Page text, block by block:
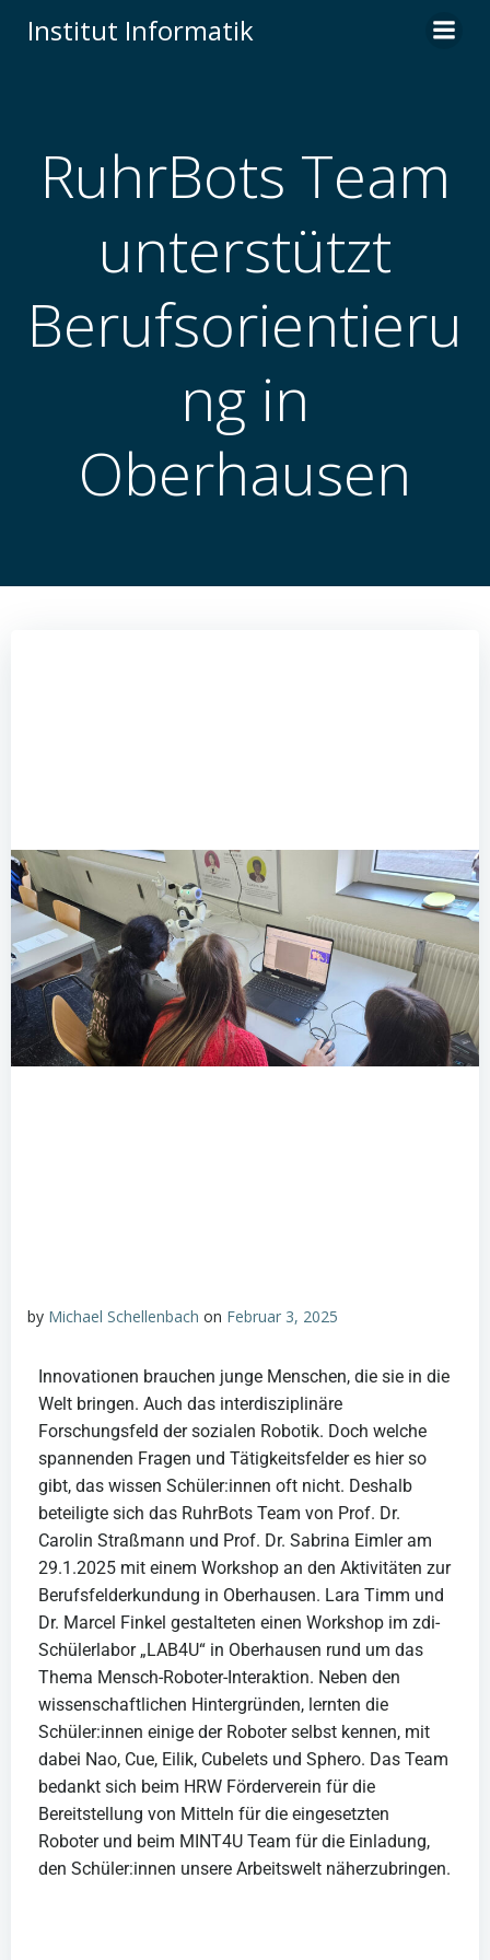
Institut Informatik
RuhrBots Team
unterstützt
Berufsorientieru
ng in
Oberhausen
by Michael Schellenbach on Februar 3, 2025
Innovationen brauchen junge Menschen, die sie in die
Welt bringen. Auch das interdisziplinäre
Forschungsfeld der sozialen Robotik. Doch welche
spannenden Fragen und Tätigkeitsfelder es hier so
gibt, das wissen Schüler:innen oft nicht. Deshalb
beteiligte sich das RuhrBots Team von Prof. Dr.
Carolin Straßmann und Prof. Dr. Sabrina Eimler am
29.1.2025 mit einem Workshop an den Aktivitäten zur
Berufsfelderkundung in Oberhausen. Lara Timm und
Dr. Marcel Finkel gestalteten einen Workshop im zdi-
Schülerlabor „LAB4U“ in Oberhausen rund um das
Thema Mensch-Roboter-Interaktion. Neben den
wissenschaftlichen Hintergründen, lernten die
Schüler:innen einige der Roboter selbst kennen, mit
dabei Nao, Cue, Eilik, Cubelets und Sphero. Das Team
bedankt sich beim HRW Förderverein für die
Bereitstellung von Mitteln für die eingesetzten
Roboter und beim MINT4U Team für die Einladung,
den Schüler:innen unsere Arbeitswelt näherzubringen.